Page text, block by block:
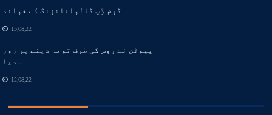
گرم ڈِپ گالوانائزنگ کے فوائد
15,08,22
پیوٹن نے روس کی طرف توجہ دینے پر زور
دیا...
12,08,22